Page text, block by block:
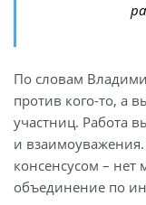
По словам
против кого-то, а
участниц. Работа
и
консенсусом – нет
объединение по